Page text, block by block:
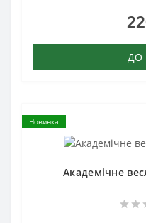
ДО
Новинка
Академічне